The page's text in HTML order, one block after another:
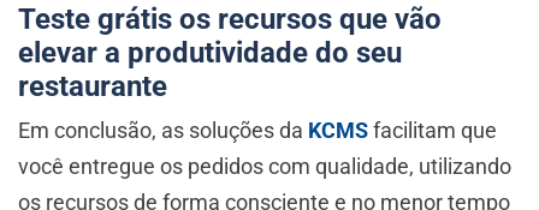
Teste grátis os recursos que vão
elevar a produtividade do seu
restaurante
Em conclusão, as soluções da KCMSfacilitam que
você entregue os pedidos com qualidade, utilizando
os recursos de forma consciente e no menor tempo